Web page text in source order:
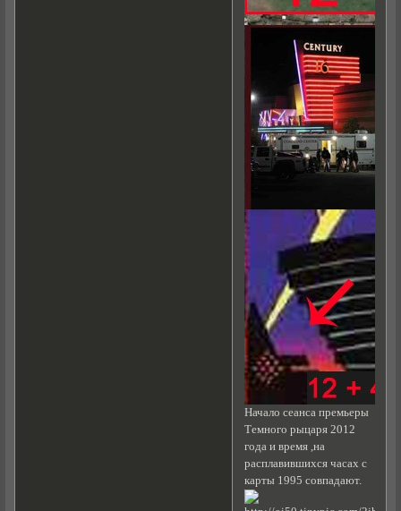
Начало сеанса премьеры
Темного рыцаря 2012
года и время ,на
расплавившихся часах с
карты 1995 совпадают.